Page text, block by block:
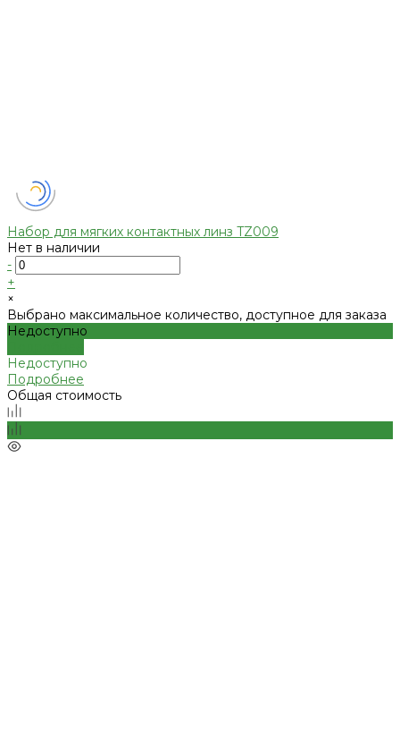
Набор для мягких контактных линз TZ009
Нет в наличии
-
+
×
Выбрано максимальное количество, доступное для заказа
Недоступно
Недоступно
Подробнее
Общая стоимость